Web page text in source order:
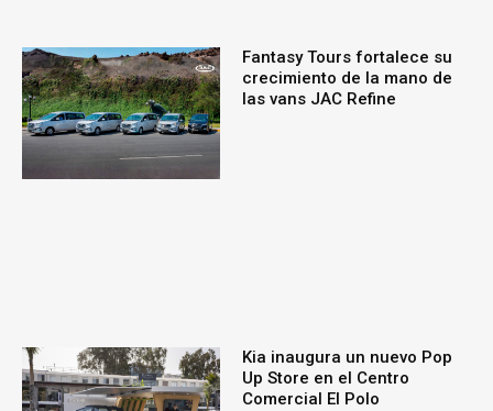
Fantasy Tours fortalece su
crecimiento de la mano de
las vans JAC Refine
Kia inaugura un nuevo Pop
Up Store en el Centro
Comercial El Polo